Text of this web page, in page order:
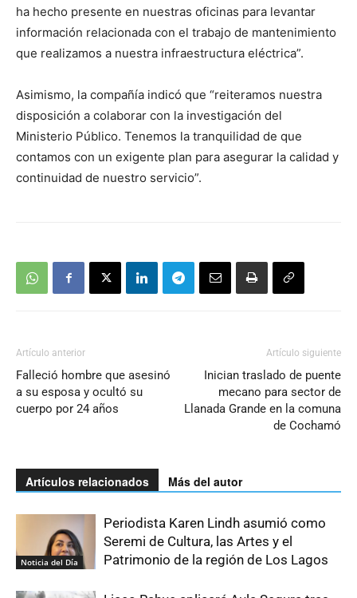
ha hecho presente en nuestras oficinas para levantar
información relacionada con el trabajo de mantenimiento
que realizamos a nuestra infraestructura eléctrica”.
Asimismo, la compañía indicó que “reiteramos nuestra
disposición a colaborar con la investigación del
Ministerio Público. Tenemos la tranquilidad de que
contamos con un exigente plan para asegurar la calidad y
continuidad de nuestro servicio”.
Artículo anterior
Falleció hombre que asesinó
a su esposa y ocultó su
cuerpo por 24 años
Artículo siguiente
Inician traslado de puente
mecano para sector de
Llanada Grande en la comuna
de Cochamó
Artículos relacionados Más del autor
Noticia del Día
Periodista Karen Lindh asumió como
Seremi de Cultura, las Artes y el
Patrimonio de la región de Los Lagos